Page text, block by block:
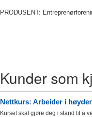
PRODUSENT:
Kunder som
Nettkurs: Arbeider i
Kurset skal gjøre deg i stand til å